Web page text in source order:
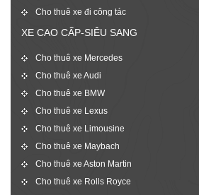
Cho thuê xe đi công tác
XE CAO CẤP-SIÊU SANG
Cho thuê xe Mercedes
Cho thuê xe Audi
Cho thuê xe BMW
Cho thuê xe Lexus
Cho thuê xe Limousine
Cho thuê xe Maybach
Cho thuê xe Aston Martin
Cho thuê xe Rolls Royce